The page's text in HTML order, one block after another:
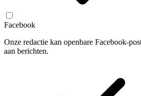
Facebook
Onze redactie kan openbare Facebook-
aan berichten.